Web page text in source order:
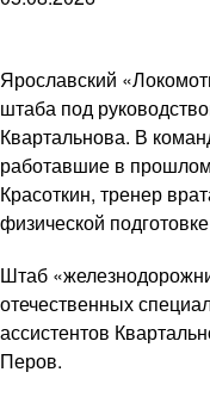
Ярославский
штаба под
Квартальнова. В
работавшие в
Красоткин, тренер
физической
Штаб
отечественных
ассистентов
Перов.